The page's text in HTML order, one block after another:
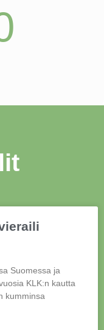
Suomessa ja
KLK:n kautta
kumminsa